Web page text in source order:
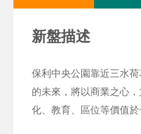
新盤描述
保利中央公園靠近三水
的未來，將以商業之心
化、教育、區位等價值